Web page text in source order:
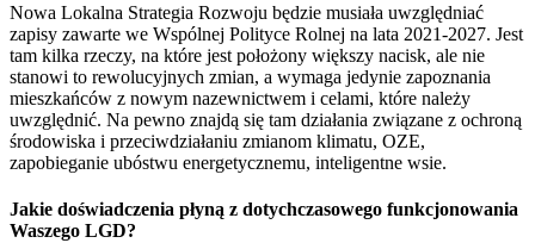
Nowa Lokalna Strategia Rozwoju będzie musiała uwzględniać
zapisy zawarte we Wspólnej Polityce Rolnej na lata 2021-2027. Jest
tam kilka rzeczy, na które jest położony większy nacisk, ale nie
stanowi to rewolucyjnych zmian, a wymaga jedynie zapoznania
mieszkańców z nowym nazewnictwem i celami, które należy
uwzględnić. Na pewno znajdą się tam działania związane z ochroną
środowiska i przeciwdziałaniu zmianom klimatu, OZE,
zapobieganie ubóstwu energetycznemu, inteligentne wsie.
Jakie doświadczenia płyną z dotychczasowego funkcjonowania
Waszego LGD?